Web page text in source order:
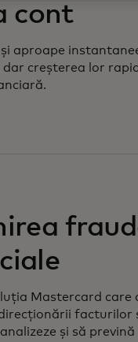
cont
aproape
dar creșterea lor
Mastercard
și să